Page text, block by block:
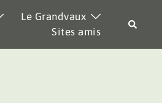
Le Grandvaux
Sites amis